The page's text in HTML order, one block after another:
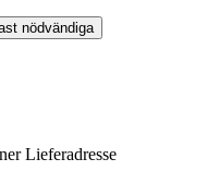
nödvändiga
Lieferadresse